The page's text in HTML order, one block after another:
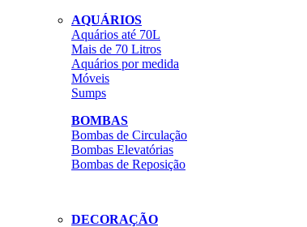
AQUÁRIOS
Aquários até 70L
Mais de 70 Litros
Aquários por medida
Móveis
Sumps
BOMBAS
Bombas de Circulação
Bombas Elevatórias
Bombas de Reposição
DECORAÇÃO